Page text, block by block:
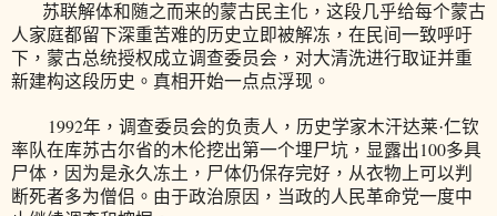
苏联解体和随之而来的蒙古民主化，这段几乎给每个蒙古
人家庭都留下深重苦难的历史立即被解冻，在民间一致呼吁
下，蒙古总统授权成立调查委员会，对大清洗进行取证并重
新建构这段历史。真相开始一点点浮现。
1992年，调查委员会的负责人，历史学家木汗达莱·仁钦
率队在库苏古尔省的木伦挖出第一个埋尸坑，显露出100多具
尸体，因为是永久冻土，尸体仍保存完好，从衣物上可以判
断死者多为僧侣。由于政治原因，当政的人民革命党一度中